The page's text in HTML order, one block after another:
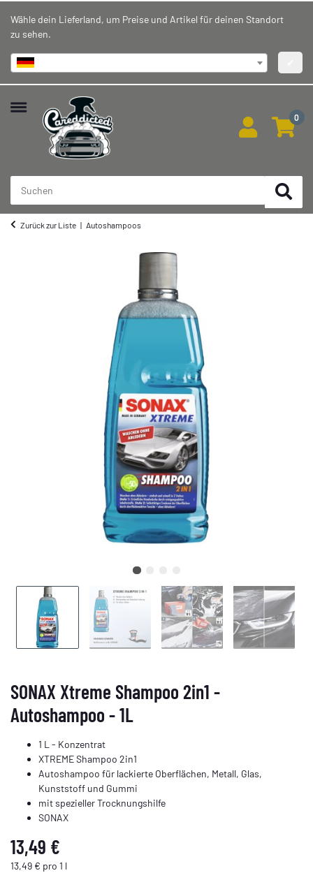
Wähle dein Lieferland, um Preise und Artikel für deinen Standort
zu sehen.
0
Zurück zur Liste Autoshampoos
SONAX Xtreme Shampoo 2in1 -
Autoshampoo - 1L
1 L - Konzentrat
XTREME Shampoo 2in1
Autoshampoo für lackierte Oberflächen, Metall, Glas,
Kunststoff und Gummi
mit spezieller Trocknungshilfe
SONAX
13,49 €
13,49 € pro 1 l